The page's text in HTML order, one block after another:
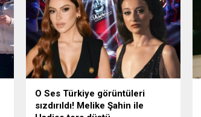
tepkiler sürüyor.
O Ses Türkiye görüntüleri
sızdırıldı! Melike Şahin ile